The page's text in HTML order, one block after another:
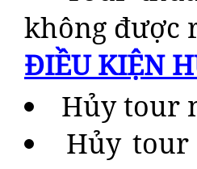
không được
ĐIỀU KIỆN
Hủy tour
Hủy